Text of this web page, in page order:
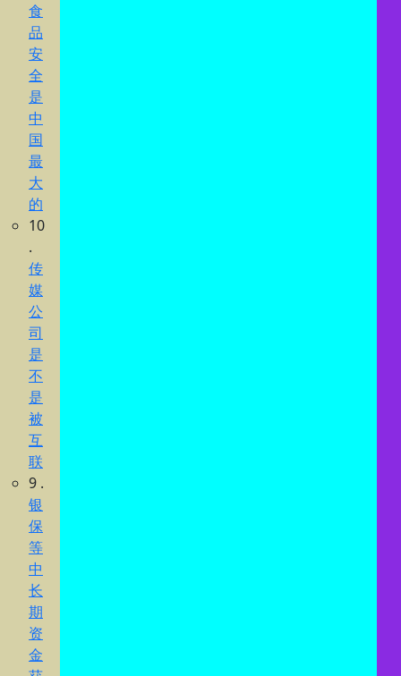
食
品
安
全
是
中
国
最
大
的
10
.
传
媒
公
司
是
不
是
被
互
联
9 .
银
保
等
中
长
期
资
金